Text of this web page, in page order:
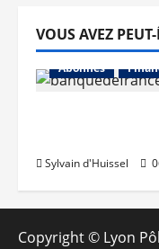
VOUS AVEZ
Abonnés
Sylvain d'Huissel
Copyright © Lyon